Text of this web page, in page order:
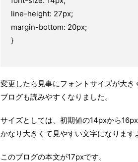
line-height: 27px;
margin-bottom: 20px;
}
変更したら見事にフォントサイズが大き
ブログも読みやすくなりました。
サイズとしては、初期値の14pxから
かなり大きくて見やすい文字になります
このブログの本文が17pxです。